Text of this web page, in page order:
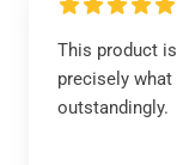
This product
precisely
outstandingly.